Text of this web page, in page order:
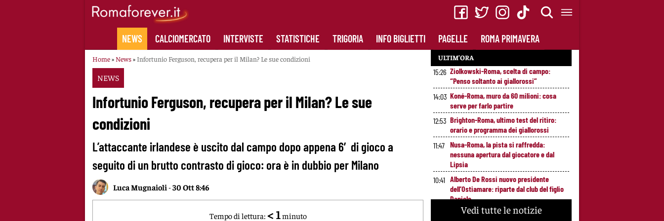
NEWS CALCIOMERCATO INTERVISTE STATISTICHE TRIGORIA INFO BIGLIETTI PAGELLE ROMA PRIMAVERA
Home» News» Infortunio Ferguson, recupera per il Milan? Le sue condizioni
NEWS
Infortunio Ferguson, recupera per il Milan? Le sue
condizioni
L’attaccante irlandese è uscito dal campo dopo appena 6′ di gioco a
seguito di un brutto contrasto di gioco: ora è in dubbio per Milano
Luca Mugnaioli -30 Ott 8:46
Tempo di lettura: < 1 minuto
ULTIM’ORA
15:26 Ziolkowski-Roma, scelta di campo:
“Penso soltanto ai giallorossi”
14:03 Koné-Roma, muro da 60 milioni: cosa
serve per farlo partire
12:53 Brighton-Roma, ultimo test del ritiro:
orario e programma dei giallorossi
11:47 Nusa-Roma, la pista si raffredda:
nessuna apertura dal giocatore e dal
Lipsia
10:41 Alberto De Rossi nuovo presidente
dell’Ostiamare: riparte dal club del figlio
Daniele
Pellegrini resta alla Roma: rinnovo di un
Vedi tutte le notizie